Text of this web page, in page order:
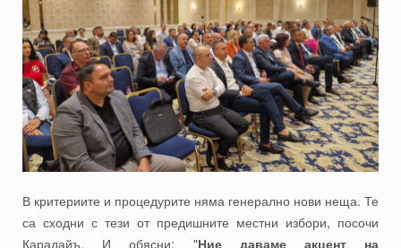
В критериите и процедурите няма генерално нови неща. Те
са сходни с тези от предишните местни избори, посочи
Карадайъ. И обясни: "Ние даваме акцент на